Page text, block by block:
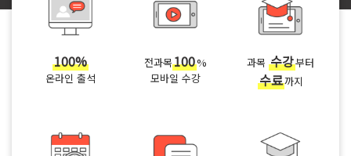
100%
온라인 출석
전과목100%
모바일 수강
과목수강부터
수료까지